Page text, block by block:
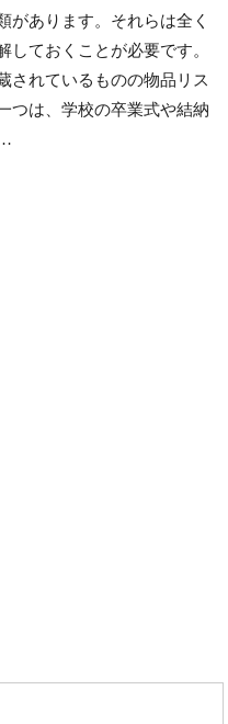
があります。それらは全く
しておくことが必要です。
されているものの物品リス
つは、学校の卒業式や結納